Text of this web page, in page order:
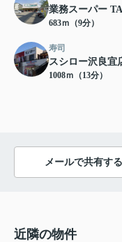
業務スーパー
683ｍ（9分）
寿司
スシロー沢良宜
1008ｍ（13分）
メールで共有する
近隣の物件